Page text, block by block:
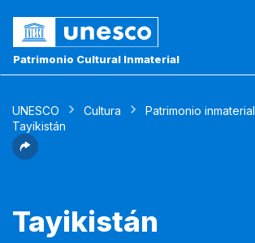
Patrimonio Cultural Inmaterial
UNESCO Cultura
Patrimonio inmaterial
Tayikistán
Tayikistán